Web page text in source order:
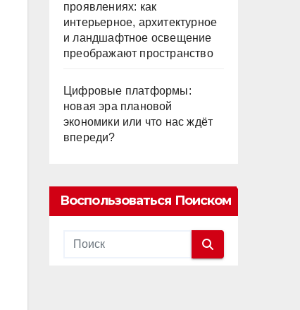
проявлениях: как
интерьерное, архитектурное
и ландшафтное освещение
преображают пространство
Цифровые платформы:
новая эра плановой
экономики или что нас ждёт
впереди?
Воспользоваться Поиском